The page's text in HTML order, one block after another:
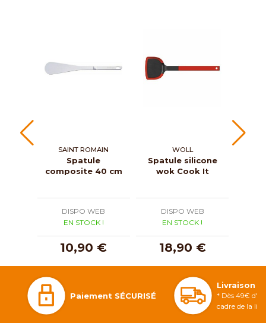
SAINT ROMAIN
Spatule
composite 40 cm
DISPO WEB
EN STOCK !
10,90 €
WOLL
Spatule silicone
wok Cook It
DISPO WEB
EN STOCK !
18,90 €
Paiement SÉCURISÉ
Livraison
* Dès 49€
cadre de la